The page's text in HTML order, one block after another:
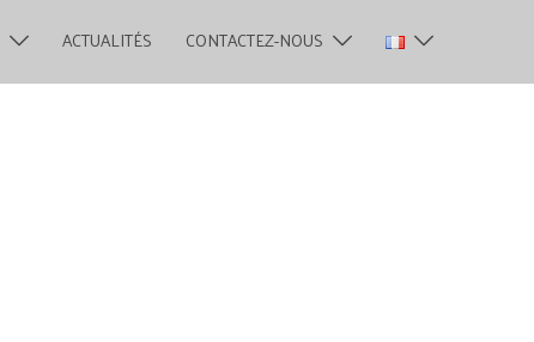
ACTUALITÉS CONTACTEZ-NOUS